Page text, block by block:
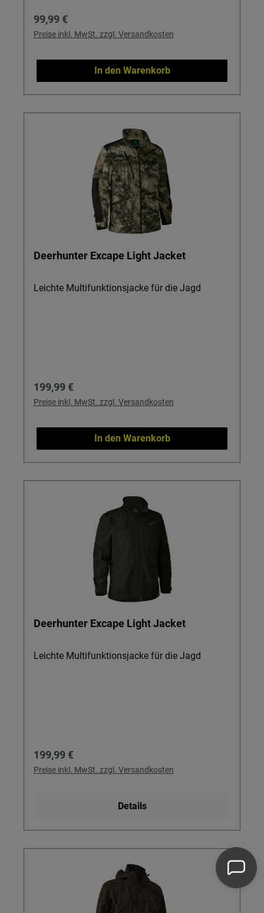
Regulärer Preis:
99,99 €
Preise inkl. MwSt. zzgl. Versandkosten
In den Warenkorb
Deerhunter Excape Light Jacket
Leichte Multifunktionsjacke für die Jagd
Regulärer Preis:
199,99 €
Preise inkl. MwSt. zzgl. Versandkosten
In den Warenkorb
Deerhunter Excape Light Jacket
Leichte Multifunktionsjacke für die Jagd
Regulärer Preis:
199,99 €
Preise inkl. MwSt. zzgl. Versandkosten
Details